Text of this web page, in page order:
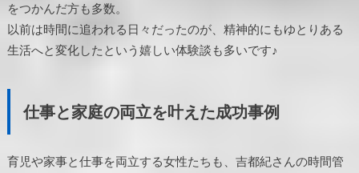
をつかんだ方も多数。
以前は時間に追われる日々だったのが、精神的にもゆとりある
生活へと変化したという嬉しい体験談も多いです♪
仕事と家庭の両立を叶えた成功事例
育児や家事と仕事を両立する女性たちも、吉都紀さんの時間管